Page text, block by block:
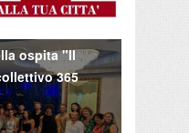
ospita "Il
365